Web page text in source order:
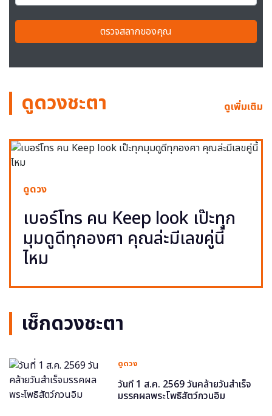
ตรวจสลากของคุณ
ดูดวงชะตา ดูเพิ่มเติม
ดูดวง
เบอร์โทร คน Keep look เป๊ะทุก
มุมดูดีทุกองศา คุณล่ะมีเลขคู่นี้
ไหม
เช็กดวงชะตา
ดูดวง
วันที่ 1 ส.ค. 2569 วันคล้ายวันสำเร็จ
มรรคผลพระโพธิสัตว์กวนอิม